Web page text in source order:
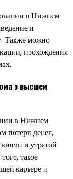
в Нижнем
и
Также можно
прохождения
о высшем
в Нижнем
потери денег,
и утратой
такое
карьере и